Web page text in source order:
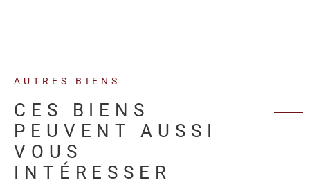
AUTRES BIENS
CES BIENS
PEUVENT AUSSI
VOUS
INTÉRESSER